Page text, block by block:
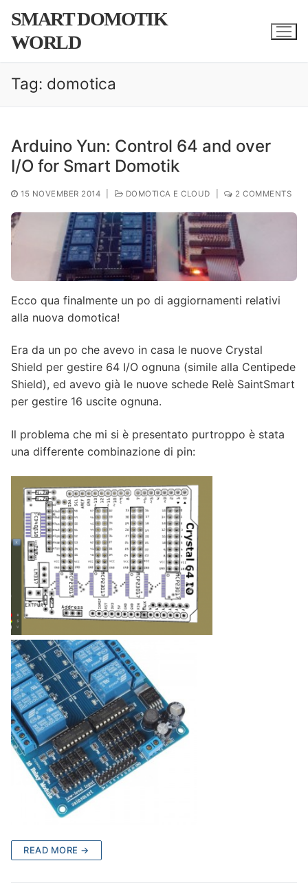
content
SMART DOMOTIK
WORLD
Tag: domotica
Arduino Yun: Control 64 and over
I/O for Smart Domotik
15 NOVEMBER 2014 DOMOTICA E CLOUD 2 COMMENTS
Ecco qua finalmente un po di aggiornamenti relativi
alla nuova domotica!
Era da un po che avevo in casa le nuove Crystal
Shield per gestire 64 I/O ognuna (simile alla Centipede
Shield), ed avevo già le nuove schede Relè SaintSmart
per gestire 16 uscite ognuna.
Il problema che mi si è presentato purtroppo è stata
una differente combinazione di pin:
READ MORE →